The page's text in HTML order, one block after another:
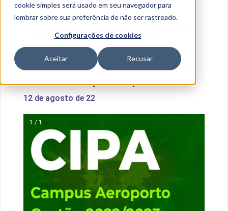
cookie simples será usado em seu navegador para
lembrar sobre sua preferência de não ser rastreado.
Configurações de cookies
Aceitar Recusar
divulga nova gestão da CIPA Campus Aeroporto
Uniube divulga nova gestão da CIPA
Campus Aeroporto
12 de agosto de 22
1 / 1